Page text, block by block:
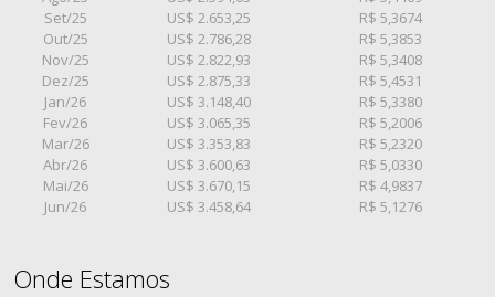
Set/25
US$ 2.653,25
R$ 5,3674
Out/25
US$ 2.786,28
R$ 5,3853
Nov/25
US$ 2.822,93
R$ 5,3408
Dez/25
US$ 2.875,33
R$ 5,4531
Jan/26
US$ 3.148,40
R$ 5,3380
Fev/26
US$ 3.065,35
R$ 5,2006
Mar/26
US$ 3.353,83
R$ 5,2320
Abr/26
US$ 3.600,63
R$ 5,0330
Mai/26
US$ 3.670,15
R$ 4,9837
Jun/26
US$ 3.458,64 R$ 5,1276
Onde Estamos